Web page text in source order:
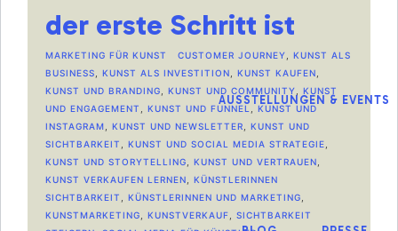
AUSSTELLUNGEN & EVENTS
der erste Schritt ist
MARKETING FÜR KUNST CUSTOMER JOURNEY
KUNST ALS
BUSINESS
KUNST ALS INVESTITION KUNST KAUFEN
KUNST UND BRANDING
KUNST UND COMMUNITY
KUNST
UND ENGAGEMENT
KUNST UND FUNNEL
KUNST UND
INSTAGRAM
KUNST UND NEWSLETTER
KUNST UND
SICHTBARKEIT
KUNST UND SOCIAL MEDIA STRATEGIE
KUNST UND STORYTELLING
KUNST UND VERTRAUEN
KUNST VERKAUFEN LERNEN
KÜNSTLERINNEN
SICHTBARKEIT
KÜNSTLERINNEN UND MARKETING
KUNSTMARKETING
KUNSTVERKAUF
SICHTBARKEIT